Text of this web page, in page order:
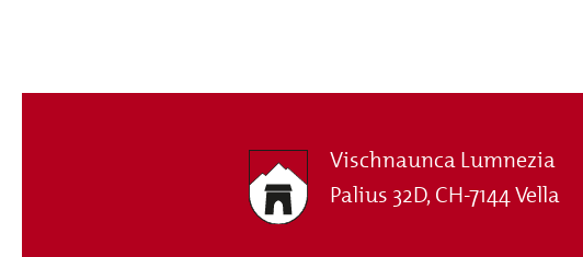
Vischnaunca Lumnezia
Palius 32D, CH-7144 Vella